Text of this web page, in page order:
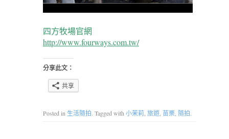
四方牧場官網
http://www.fourways.com.tw/
分享此文：
共享
Posted in 生活隨拍. Tagged with 小茉莉 旅遊 苗栗 隨拍.